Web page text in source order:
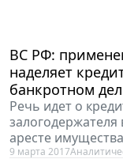
ВС РФ:
наделяет
банкротном
Речь идет о
аресте
9 марта 2017